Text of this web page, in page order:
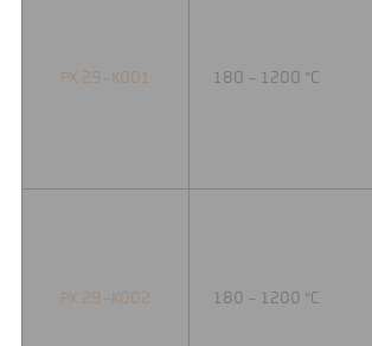
PX 29-K001 180 - 1200 °C
PX 29-K002 180 - 1200 °C